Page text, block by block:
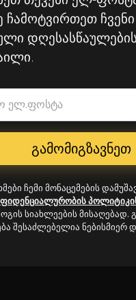
ჩამოტვირთეთ
ელ.ფოსტა
ჩემი მონაცემების
სიახლეების მისაღებად.
შესაძლებელია ნებისმიერ